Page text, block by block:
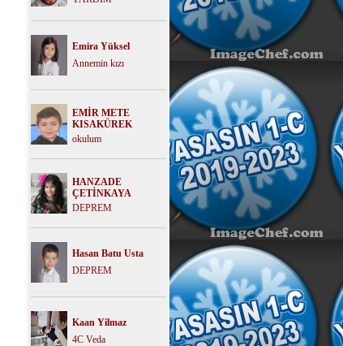
Emira Yüksel
Annemin kızı
EMİR METE
KISAKÜREK
okulum
HANZADE
ÇETİNKAYA
DEPREM
Hasan Batu Usta
DEPREM
Kaan Yilmaz
4C Veda